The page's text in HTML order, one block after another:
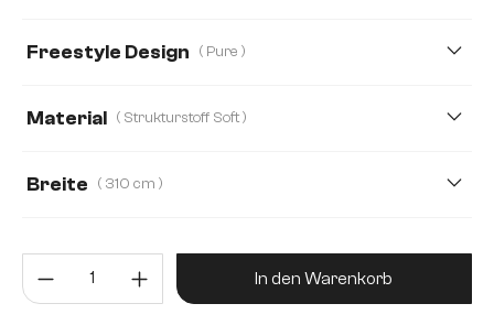
Freestyle Design ( Pure )
Material ( Strukturstoff Soft )
Breite ( 310 cm )
Produkt Anzahl: Gib den
In den Warenkorb